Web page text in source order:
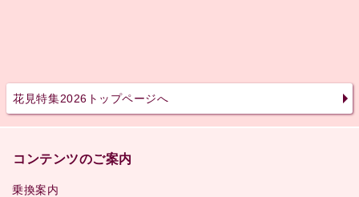
花見特集2026トップページへ
コンテンツのご案内
乗換案内